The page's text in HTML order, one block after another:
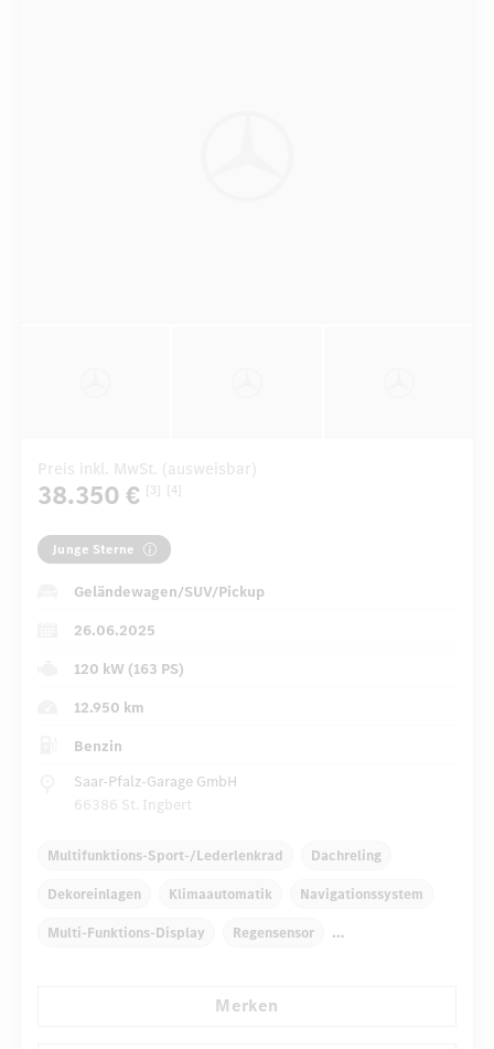
Preis inkl. MwSt. (ausweisbar)
38.350 € [3] [4]
Junge Sterne
Geländewagen/SUV/Pickup
26.06.2025
120 kW (163 PS)
12.950 km
Benzin
Saar-Pfalz-Garage GmbH
66386 St. Ingbert
Multifunktions-Sport-/Lederlenkrad Dachreling
Dekoreinlagen Klimaautomatik Navigationssystem
Multi-Funktions-Display Regensensor
Merken